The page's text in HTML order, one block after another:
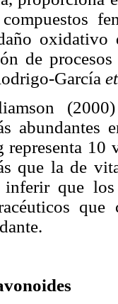
de
García
representa 10
que la de
inferir que